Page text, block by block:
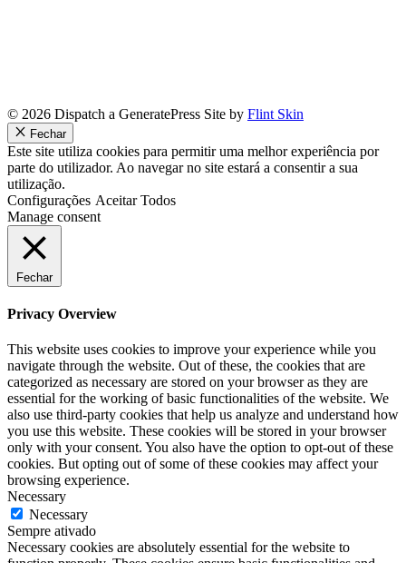
© 2026 Dispatch a GeneratePress Site by Flint Skin
Fechar
Este site utiliza cookies para permitir uma melhor experiência por
parte do utilizador. Ao navegar no site estará a consentir a sua
utilização.
Configurações Aceitar Todos
Manage consent
Fechar
Privacy Overview
This website uses cookies to improve your experience while you
navigate through the website. Out of these, the cookies that are
categorized as necessary are stored on your browser as they are
essential for the working of basic functionalities of the website. We
also use third-party cookies that help us analyze and understand how
you use this website. These cookies will be stored in your browser
only with your consent. You also have the option to opt-out of these
cookies. But opting out of some of these cookies may affect your
browsing experience.
Necessary
Necessary
Sempre ativado
Necessary cookies are absolutely essential for the website to